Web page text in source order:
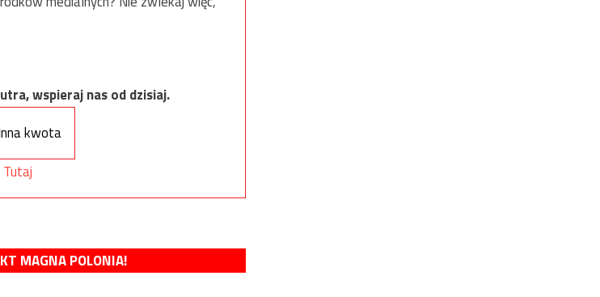
wspieraj nas od dzisiaj.
kwota
Tutaj
MAGNA POLONIA!